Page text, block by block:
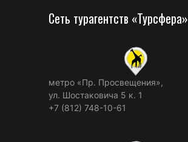
Сеть турагентств «Турсфера»
метро «Пр. Просвещения»,
ул. Шостаковича 5 к. 1
+7 (812) 748-10-61